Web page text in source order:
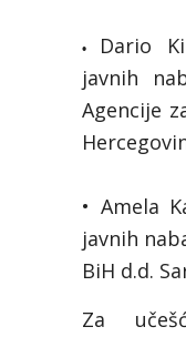
•
Dario
javnih
Agencije
• Amela
javnih
BiH d.d.
Za